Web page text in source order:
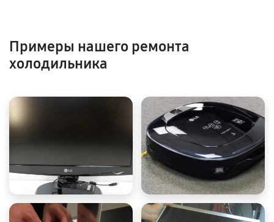
Примеры нашего ремонта
холодильника